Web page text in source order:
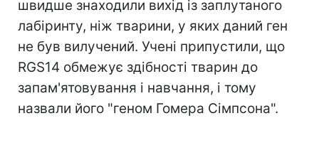
швидше знаходили вихід із заплутаного
лабіринту, ніж тварини, у яких даний ген
не був вилучений. Учені припустили, що
RGS14 обмежує здібності тварин до
запам'ятовування і навчання, і тому
назвали його "геном Гомера Сімпсона".